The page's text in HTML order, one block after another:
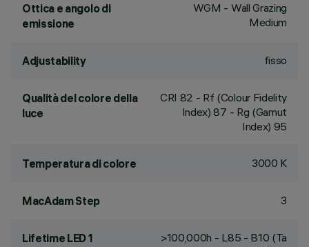
Ottica e angolo di
emissione
WGM - Wall Grazing
Medium
Adjustability fisso
Qualità del colore della
luce
CRI 82 - Rf (Colour Fidelity
Index) 87 - Rg (Gamut
Index) 95
Temperatura di colore 3000 K
MacAdam Step 3
Lifetime LED 1
>100,000h - L85 - B10 (Ta